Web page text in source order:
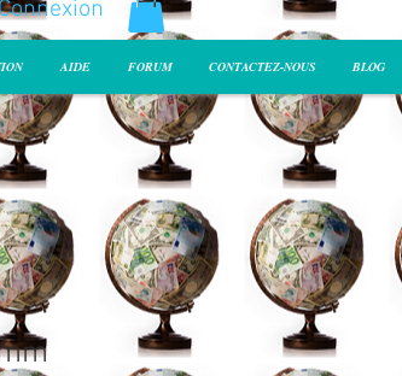
AIDE FORUM CONTACTEZ-NOUS BLOG